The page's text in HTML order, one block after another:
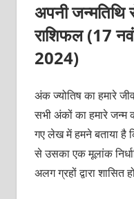
अपनी जन्मतिथि
राशिफल (17
2024)
अंक ज्योतिष का हमारे
सभी अंकों का हमारे जन्म
गए लेख में हमने बताया है
से उसका एक मूलांक
अलग ग्रहों द्वारा शासित